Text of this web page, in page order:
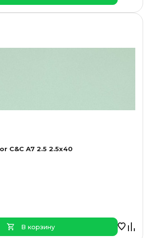
C&C A7 2.5 2.5x40
В корзину